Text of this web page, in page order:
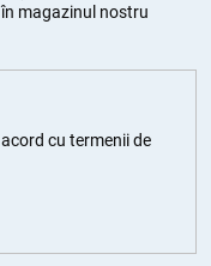
magazinul nostru
acord cu termenii de